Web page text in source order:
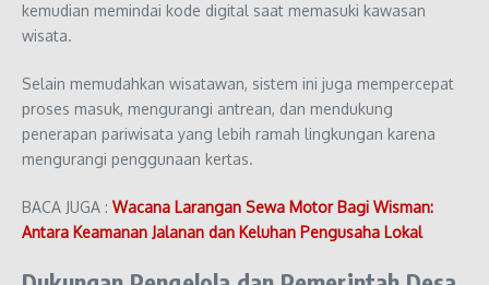
kemudian memindai kode digital saat memasuki kawasan
wisata.
Selain memudahkan wisatawan, sistem ini juga mempercepat
proses masuk, mengurangi antrean, dan mendukung
penerapan pariwisata yang lebih ramah lingkungan karena
mengurangi penggunaan kertas.
BACA JUGA : Wacana Larangan Sewa Motor Bagi Wisman:
Antara Keamanan Jalanan dan Keluhan Pengusaha Lokal